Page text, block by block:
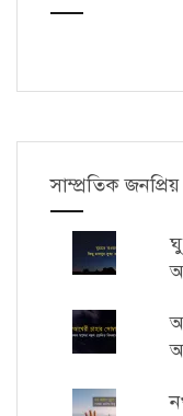
সাম্প্রতিক